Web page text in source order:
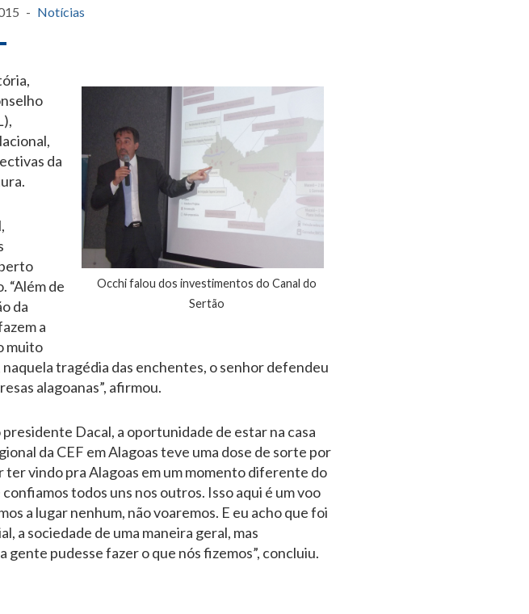
Notícias
Occhi falou dos investimentos do Canal do
Sertão
da
“Além de
da
a
muito
tragédia das enchentes, o senhor defendeu
alagoanas”, afirmou.
Dacal, a oportunidade de estar na casa
da CEF em Alagoas teve uma dose de sorte por
vindo pra Alagoas em um momento diferente do
todos uns nos outros. Isso aqui é um voo
a lugar nenhum, não voaremos. E eu acho que foi
a sociedade de uma maneira geral, mas
pudesse fazer o que nós fizemos”, concluiu.